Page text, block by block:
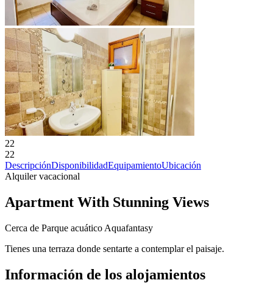
22
22
DescripciónDisponibilidadEquipamientoUbicación
Alquiler vacacional
Apartment With Stunning Views
Cerca de Parque acuático Aquafantasy
Tienes una terraza donde sentarte a contemplar el paisaje.
Información de los alojamientos